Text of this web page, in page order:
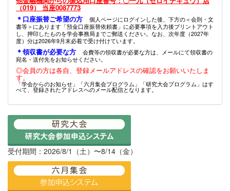
（019） 当座0087773
＊口座振替ご希望の方
個人ページにログインした後、下方の＜会則・文
書等＞にあります「預金口座振替依頼書」に必要事項を入力後プリントアウト
し、押印したものを学会事務局までご郵送ください。なお、次年度（2027年
度）分は2026年9月末必着で受け付けています。
＊領収書が必要な方
会費等の領収書が必要な方は、メールにて領収書の
宛名・送付先をお知らせください。
◎会員の方は各自、登録メールアドレスの確認をお願いいたしま
す。
「学会からのお知らせ」「六月集会プログラム」「研究大会プログラム」はす
べて、登録されたアドレスへのメール配信となります。
受付期間：2026/8/1（土）〜8/14（金）